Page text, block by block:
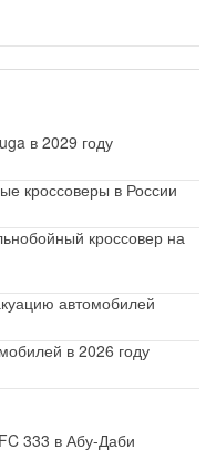
в 2029 году
кроссоверы в России
кроссовер на
автомобилей
в 2026 году
333 в Абу-Даби